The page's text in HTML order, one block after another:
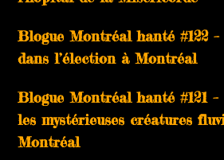
Blogue Montréal hanté #122
dans l’élection à Montréal
Blogue Montréal hanté #121
les mystérieuses créatures
Montréal